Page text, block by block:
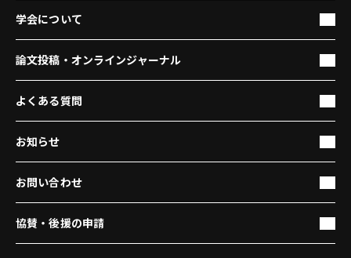
学会について
論文投稿・オンラインジャーナル
よくある質問
お知らせ
お問い合わせ
協賛・後援の申請